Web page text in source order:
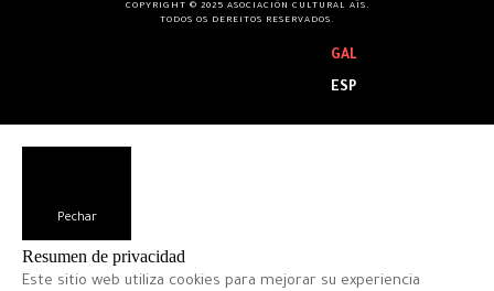
GAL
ESP
COPYRIGHT © 2025 ASOCIACIÓN CULTURAL AÏS.
TODOS OS DEREITOS RESERVADOS.
Pechar
Resumen de privacidad
Este sitio web utiliza cookies para mejorar su experiencia